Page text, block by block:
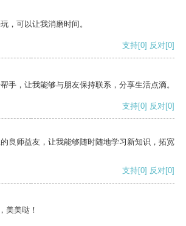
，可以让我消磨时间。
支持[0] 反对[0]
手，让我能够与朋友保持联系，分享生活点滴。
支持[0] 反对[0]
良师益友，让我能够随时随地学习新知识，拓宽
支持[0] 反对[0]
美美哒！